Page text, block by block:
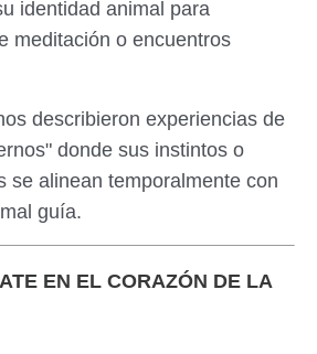
identidad animal para
meditación o encuentros
describieron experiencias de
donde sus instintos o
se alinean temporalmente con
guía.
EN EL CORAZÓN DE LA